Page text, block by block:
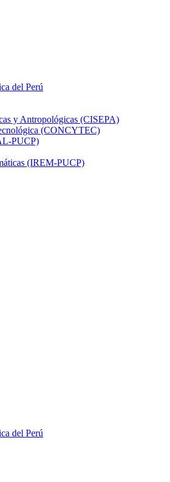
del Perú
y Antropológicas (CISEPA)
(CONCYTEC)
PUCP)
(IREM-PUCP)
del Perú